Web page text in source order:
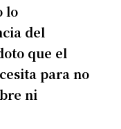
lo
del
que el
para no
ni